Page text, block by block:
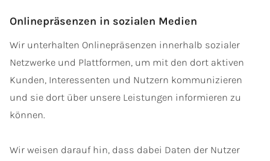
Onlinepräsenzen in sozialen Medien
Wir unterhalten Onlinepräsenzen innerhalb sozialer
Netzwerke und Plattformen, um mit den dort aktiven
Kunden, Interessenten und Nutzern kommunizieren
und sie dort über unsere Leistungen informieren zu
können.
Wir weisen darauf hin, dass dabei Daten der Nutzer